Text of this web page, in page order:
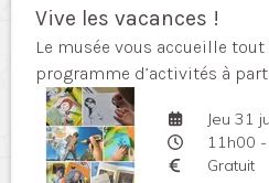
Vive les vacances !
Le musée vous accueille tout
programme d’activités à
Jeu 31
11h00
Gratuit